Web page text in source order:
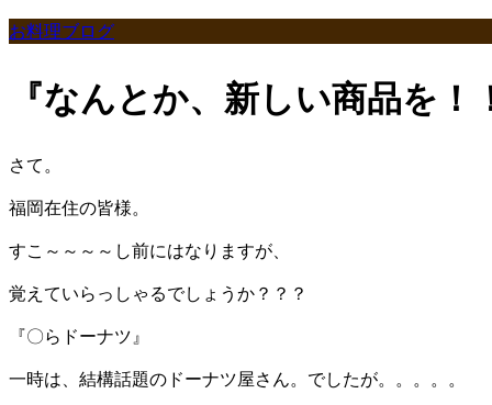
お料理ブログ
『なんとか、新しい商品を
さて。
福岡在住の皆様。
すこ～～～～し前にはなりますが、
覚えていらっしゃるでしょうか？？？
『〇らドーナツ』
一時は、結構話題のドーナツ屋さん。でしたが。。。。。